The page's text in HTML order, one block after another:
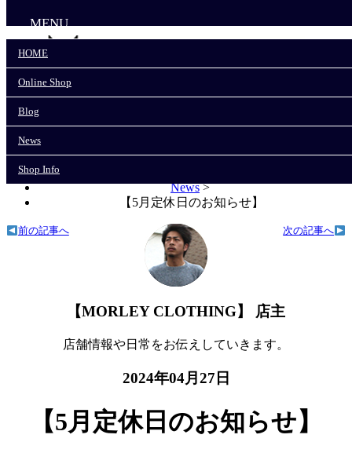
Online Shop
News
MENU
HOME
Online Shop
Blog
News
Shop Info
News>
【5月定休日のお知らせ】
次の記事へ
前の記事へ
【MORLEY CLOTHING】 店主
店舗情報や日常をお伝えしていきます。
2024年04月27日
【5月定休日のお知らせ】